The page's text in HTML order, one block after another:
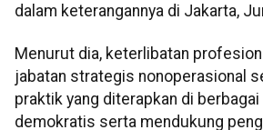
dalam keterangannya di Jakarta,
Menurut dia, keterlibatan
jabatan strategis nonoperasional
praktik yang diterapkan di berbagai
demokratis serta mendukung